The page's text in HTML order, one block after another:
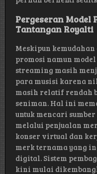
Pergeseran Model
Tantangan Royalti
Meskipun
promosi namun
streaming masih
para musisi karena
masih relatif rendah
seniman. Hal ini
untuk mencari
melalui penjualan
konser virtual dan
merk ternama yang
digital. Sistem
kini mulai